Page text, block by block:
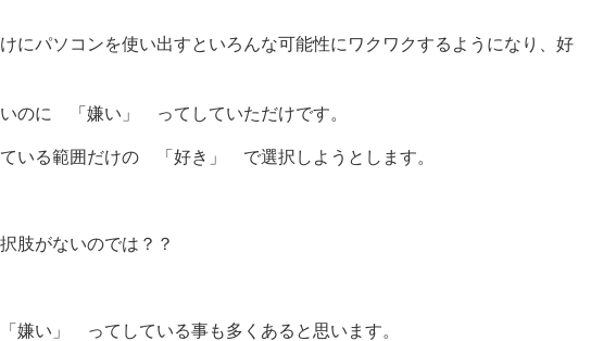
にパソコンを使い出すといろんな可能性にワクワクするようになり、好
いのに 「嫌い」 ってしていただけです。
いる範囲だけの 「好き」 で選択しようとします。
肢がないのでは？？
嫌い」 ってしている事も多くあると思います。